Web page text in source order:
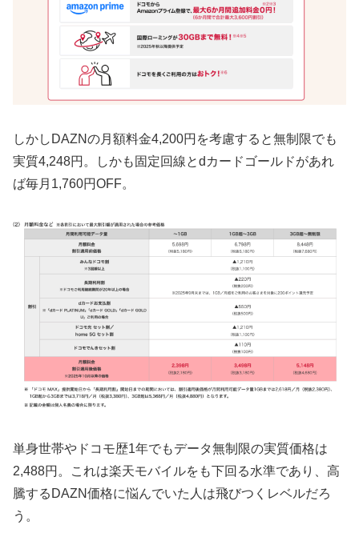
しかしDAZNの月額料金4,200円を考慮すると無制限でも
実質4,248円。しかも固定回線とdカードゴールドがあれ
ば毎月1,760円OFF。
単身世帯やドコモ歴1年でもデータ無制限の実質価格は
2,488円。これは楽天モバイルをも下回る水準であり、高
騰するDAZN価格に悩んでいた人は飛びつくレベルだろ
う。